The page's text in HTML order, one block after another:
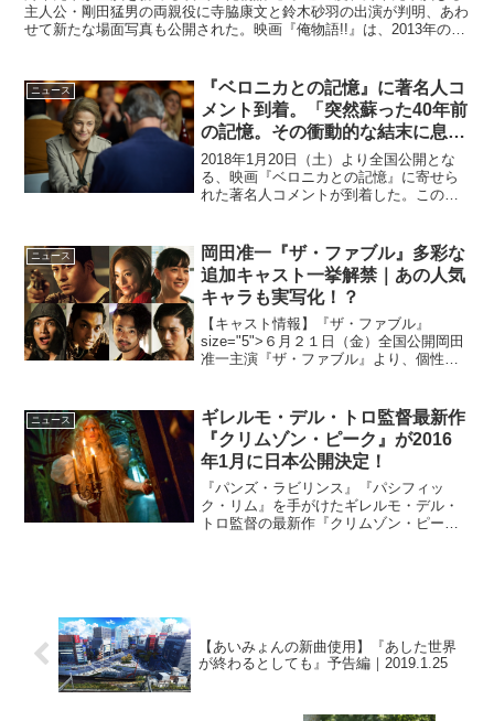
主人公・剛田猛男の両親役に寺脇康文と鈴木砂羽の出演が判明、あわ
せて新たな場面写真も公開された。映画『俺物語!!』は、2013年の
ニュース
『ベロニカとの記憶』に著名人コ
メント到着。「突然蘇った40年前
の記憶。その衝動的な結末に息を
のんだ！」
2018年1月20日（土）より全国公開とな
る、映画『ベロニカとの記憶』に寄せら
れた著名人コメントが到着した。このニ
画『ベロニカとの記憶』は2018年1月20
日（土）...
ニュース
岡田准一『ザ・ファブル』多彩な
追加キャスト一挙解禁｜あの人気
キャラも実写化！？
【キャスト情報】『ザ・ファブル』
size="5">６月２１日（金）全国公開岡田
准一主演『ザ・ファブル』より、個性的
行本累計部数280万部突破、2017年度講
談社漫画賞＜...
ニュース
ギレルモ・デル・トロ監督最新作
『クリムゾン・ピーク』が2016
年1月に日本公開決定！
『パンズ・ラビリンス』『パシフィッ
ク・リム』を手がけたギレルモ・デル・
トロ監督の最新作『クリムゾン・ピー
【あいみょんの新曲使用】『あした世界
が終わるとしても』予告編｜2019.1.25